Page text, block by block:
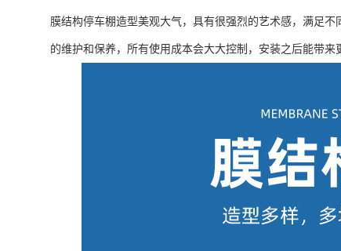
膜结构停车棚造型美观大气，具有很强烈的艺术感，满足
的维护和保养，所有使用成本会大大控制，安装之后能带来